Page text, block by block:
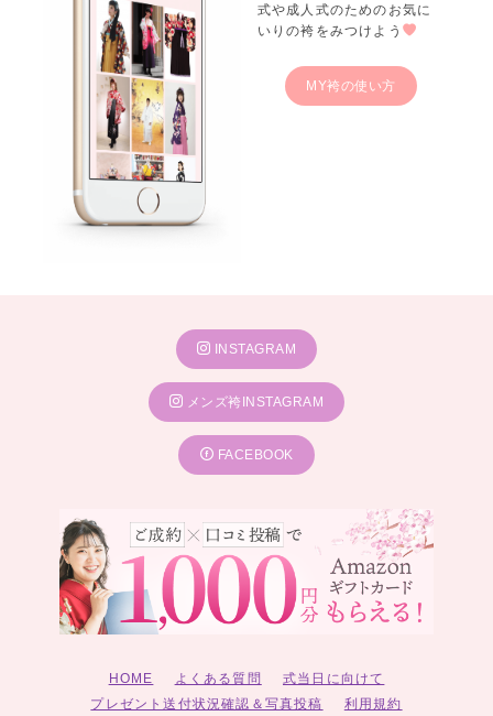
式や成人式のためのお気に
いりの袴をみつけよう
MY袴の使い方
INSTAGRAM
メンズ袴INSTAGRAM
FACEBOOK
HOME よくある質問
式当日に向けて
プレゼント送付状況確認＆写真投稿
利用規約